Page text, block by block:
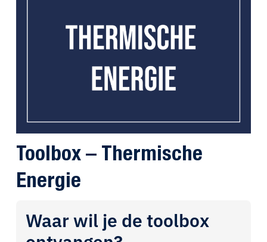
Toolbox – Thermische
Energie
Waar wil je de toolbox